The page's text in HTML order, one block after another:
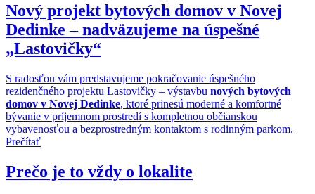
Nový projekt bytových domov v Novej
Dedinke – nadväzujeme na úspešné
„Lastovičky“
S radosťou vám predstavujeme pokračovanie úspešného
rezidenčného projektu Lastovičky – výstavbu nových bytových
domov v Novej Dedinke, ktoré prinesú moderné a komfortné
bývanie v príjemnom prostredí s kompletnou občianskou
vybavenosťou a bezprostredným kontaktom s rodinným parkom.
Prečítať
Prečo je to vždy o lokalite